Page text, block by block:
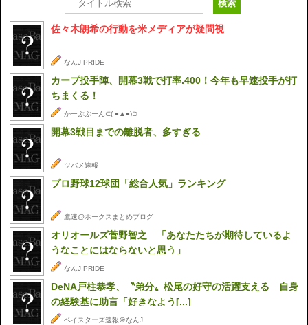
佐々木朗希の行動を米メディアが疑問視
なんJ PRIDE
カープ投手陣、開幕3戦で打率.400！今年も早速投手が打
ちまくる！
かーぷぶーん⊂( ●▲●)⊃
開幕3戦目までの離脱者、多すぎる
ツバメ速報
プロ野球12球団「総合人気」ランキング
鷹速@ホークスまとめブログ
オリオールズ菅野智之 「あなたたちが期待しているよ
うなことにはならないと思う」
なんJ PRIDE
DeNA戸柱恭孝、〝弟分〟松尾の好守の活躍支える 自身
の経験基に助言「好きなよう[...]
ベイスターズ速報＠なんJ